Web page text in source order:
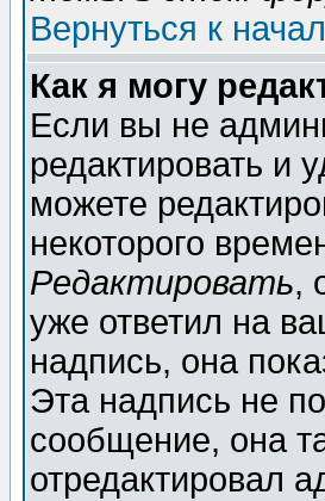
Вернуться к
Как я могу
Если вы не
редактировать и
можете
некоторого
Редактировать,
уже ответил на
надпись, она
Эта надпись не
сообщение, она
отредактировал